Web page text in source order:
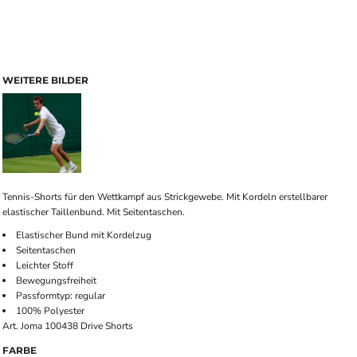
WEITERE BILDER
Tennis-Shorts für den Wettkampf aus Strickgewebe. Mit Kordeln erstellbarer
elastischer Taillenbund. Mit Seitentaschen.
Elastischer Bund mit Kordelzug
Seitentaschen
Leichter Stoff
Bewegungsfreiheit
Passformtyp: regular
100% Polyester
Art. Joma 100438 Drive Shorts
FARBE